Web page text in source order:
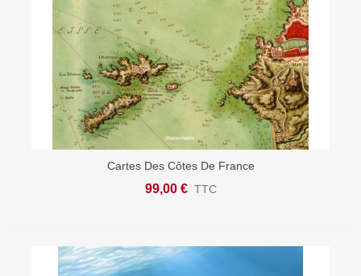
Cartes Des Côtes De France
99,00 € TTC